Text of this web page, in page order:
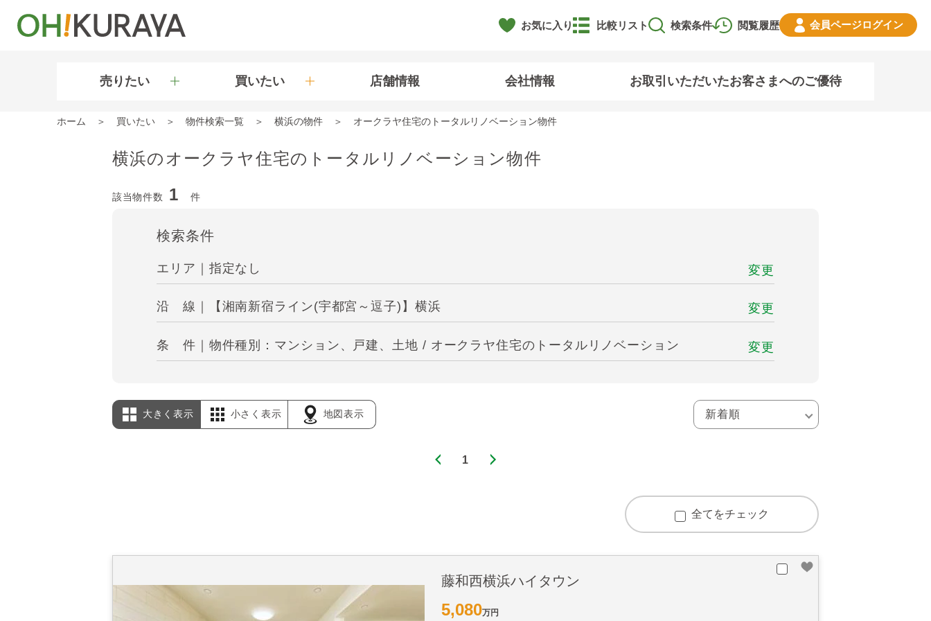
お気に入り 閲覧履歴
比較リスト 検索条件 会員ページログイン
売りたい 買いたい 店舗情報 会社情報 お取引いただいたお客さまへのご優待
ホーム 買いたい 物件検索一覧 横浜の物件 オークラヤ住宅のトータルリノベーション物件
横浜のオークラヤ住宅のトータルリノベーション物件
該当物件数 1 件
検索条件
エリア｜指定なし 変更
沿 線｜【湘南新宿ライン(宇都宮～逗子)】横浜 変更
条 件｜物件種別：マンション、戸建、土地 / オークラヤ住宅のトータルリノベーション 変更
大きく表示 小さく表示 地図表示
1
全てをチェック
藤和西横浜ハイタウン
5,080万円